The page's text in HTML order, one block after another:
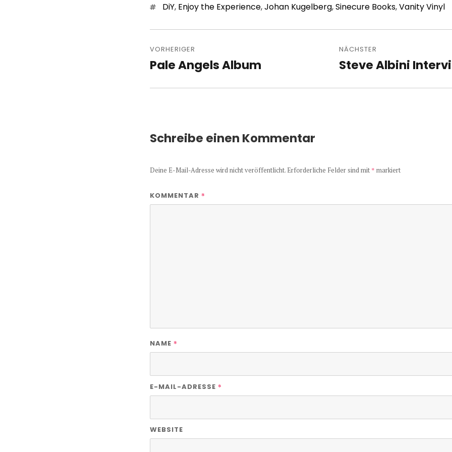
Schlagwörter
DiY, Enjoy the Experience,Johan Kugelberg,Sinecure Books,Vanity Vinyl
VORHERIGER
Vorheriger
Pale Angels Album
NÄCHSTER
Nächster
Steve Albini
Schreibe einen Kommentar
Deine E-Mail-Adresse wird nicht veröffentlicht. Erforderliche Felder sind mit * markiert
KOMMENTAR *
NAME *
E-MAIL-ADRESSE *
WEBSITE